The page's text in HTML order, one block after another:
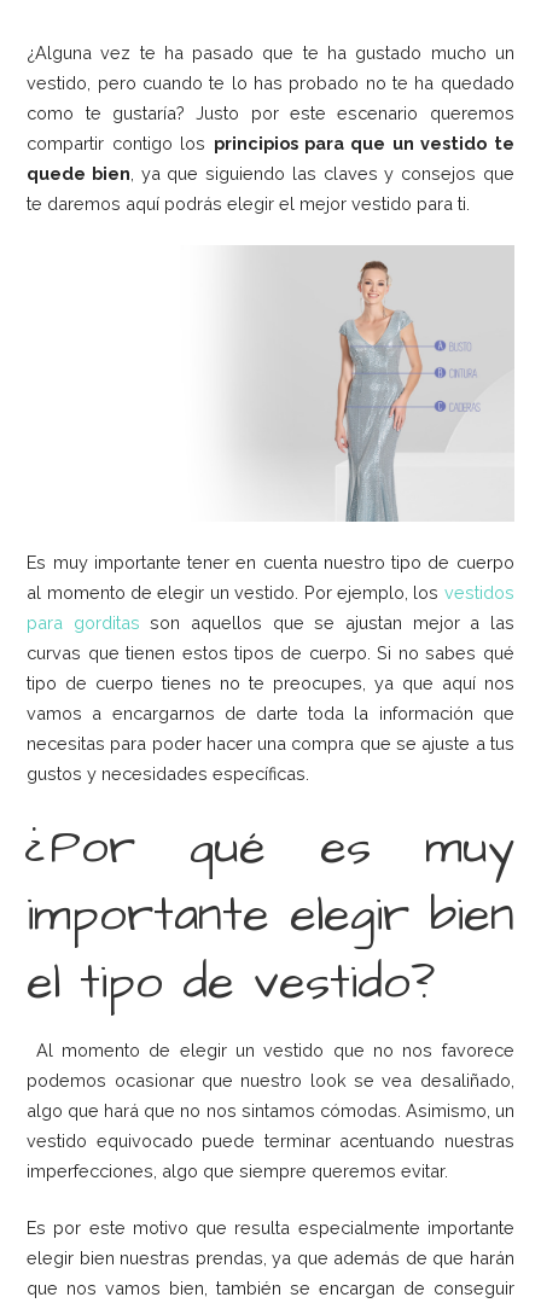
¿Alguna vez te ha pasado que te ha gustado mucho un
vestido, pero cuando te lo has probado no te ha quedado
como te gustaría? Justo por este escenario queremos
compartir contigo los principios para que un vestido te
quede bien , ya que siguiendo las claves y consejos que
te daremos aquí podrás elegir el mejor vestido para ti.
Es muy importante tener en cuenta nuestro tipo de cuerpo
al momento de elegir un vestido. Por ejemplo, los vestidos
para gorditas son aquellos que se ajustan mejor a las
curvas que tienen estos tipos de cuerpo. Si no sabes qué
tipo de cuerpo tienes no te preocupes, ya que aquí nos
vamos a encargarnos de darte toda la información que
necesitas para poder hacer una compra que se ajuste a tus
gustos y necesidades específicas.
¿Por qué es muy
importante elegir bien
el tipo de vestido?
Al momento de elegir un vestido que no nos favorece
podemos ocasionar que nuestro look se vea desaliñado,
algo que hará que no nos sintamos cómodas. Asimismo, un
vestido equivocado puede terminar acentuando nuestras
imperfecciones, algo que siempre queremos evitar.
Es por este motivo que resulta especialmente importante
elegir bien nuestras prendas, ya que además de que harán
que nos vamos bien, también se encargan de conseguir